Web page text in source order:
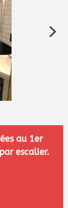
au 1er
escalier.